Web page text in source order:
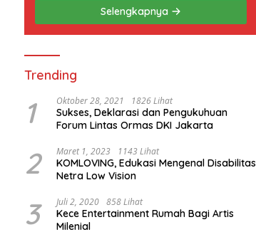
Selengkapnya
Trending
1 Oktober 28, 2021 1826 Lihat
Sukses, Deklarasi dan Pengukuhuan
Forum Lintas Ormas DKI Jakarta
2 Maret 1, 2023 1143 Lihat
KOMLOVING, Edukasi Mengenal Disabilitas
Netra Low Vision
3 Juli 2, 2020 858 Lihat
Kece Entertainment Rumah Bagi Artis
Milenial